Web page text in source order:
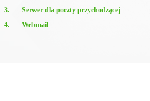
3.
Serwer dla poczty przychodzącej
4.
Webmail